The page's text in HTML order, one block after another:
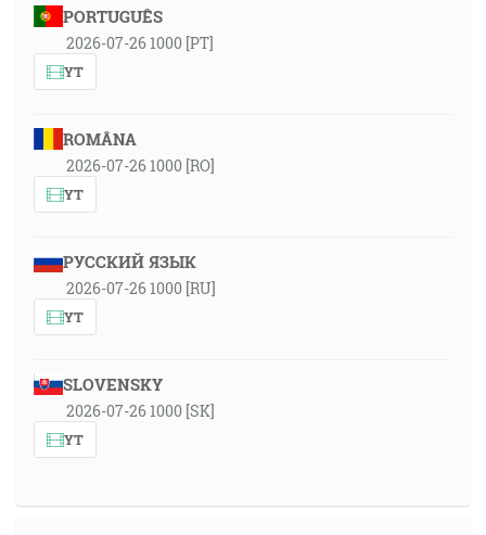
PORTUGUÊS
2026-07-26 1000 [PT]
YT
ROMÂNA
2026-07-26 1000 [RO]
YT
РУССКИЙ ЯЗЫК
2026-07-26 1000 [RU]
YT
SLOVENSKY
2026-07-26 1000 [SK]
YT